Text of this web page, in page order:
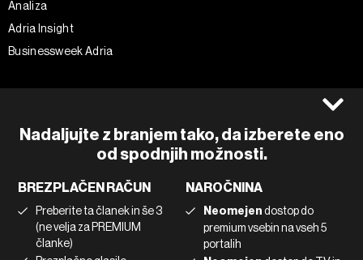
Nadaljujte z branjem tako, da izberete eno
od spodnjih možnosti.
BREZPLAČEN RAČUN
Preberite ta članek in še 3
(ne velja za PREMIUM
članke)
NAROČNINA
Neomejendostop do
premium vsebin na vseh 5
portalih
Analiza
Adria Insight
Businessweek Adria
Piškotki
Marketing
Uporaba umetne inteligence
Instagram
Linkedin
Tiktok